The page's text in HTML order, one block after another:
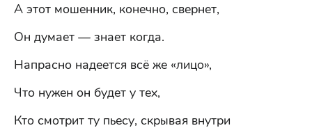
А этот мошенник, конечно, свернет,
Он думает — знает когда.
Напрасно надеется всё же «лицо»,
Что нужен он будет у тех,
Кто смотрит ту пьесу, скрывая внутри